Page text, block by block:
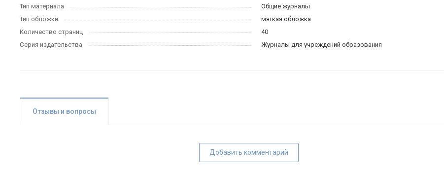
Тип материала
Общие журналы
Тип обложки
мягкая обложка
Количество страниц
40
Серия издательства
Журналы для учреждений образования
Отзывы и вопросы
Добавить комментарий